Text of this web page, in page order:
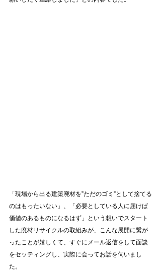
「現場から出る建築廃材を”ただのゴミ”として捨てる
のはもったいない」、「必要としている人に届けば
価値のあるものになるはず」という想いでスタート
した廃材リサイクルの取組みが、こんな展開に繋が
ったことが嬉しくて、すぐにメール返信をして面談
をセッティングし、実際に会ってお話を伺いまし
た。